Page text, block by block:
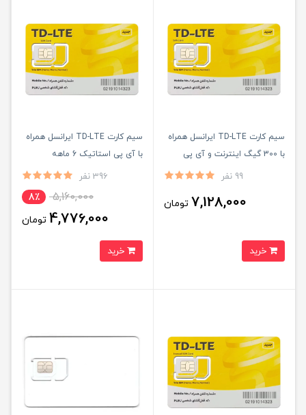
سیم کارت TD-LTE ایرانسل همراه
با 300 گیگ اینترنت و آی پی
99 نفر
7,128,000 تومان
سیم کارت TD-LTE ایرانسل همراه
با آی پی استاتیک 6 ماهه
396 نفر
5,160,000 8٪
4,776,000 تومان